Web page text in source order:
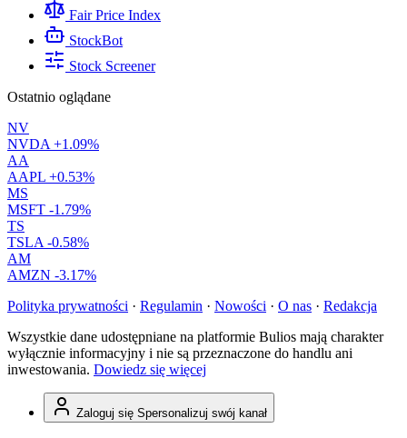
Fair Price Index
StockBot
Stock Screener
Ostatnio oglądane
NV
NVDA +1.09%
AA
AAPL +0.53%
MS
MSFT -1.79%
TS
TSLA -0.58%
AM
AMZN -3.17%
Polityka prywatności · Regulamin · Nowości · O nas · Redakcja
Wszystkie dane udostępniane na platformie Bulios mają charakter
wyłącznie informacyjny i nie są przeznaczone do handlu ani
inwestowania. Dowiedz się więcej
Zaloguj się Spersonalizuj swój kanał